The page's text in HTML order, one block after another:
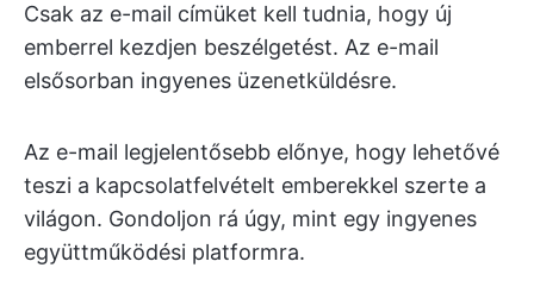
Csak az e-mail címüket kell tudnia, hogy új
emberrel kezdjen beszélgetést. Az e-mail
elsősorban ingyenes üzenetküldésre.
Az e-mail legjelentősebb előnye, hogy lehetővé
teszi a kapcsolatfelvételt emberekkel szerte a
világon. Gondoljon rá úgy, mint egy ingyenes
együttműködési platformra.